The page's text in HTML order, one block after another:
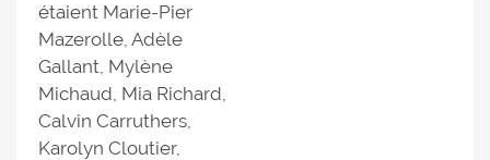
étaient Marie-Pier
Mazerolle, Adèle
Gallant, Mylène
Michaud, Mia Richard,
Calvin Carruthers,
Karolyn Cloutier,